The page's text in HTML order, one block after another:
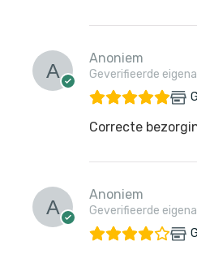
Anoniem
Geverifieerde
Correcte
Anoniem
Geverifieerde